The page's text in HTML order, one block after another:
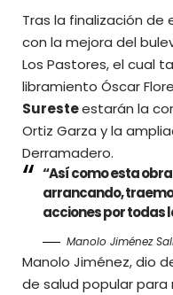
Tras la finalización
con la mejora del
Los Pastores, el cual
libramiento Óscar
Suresteestarán la
Ortiz Garza y la
Derramadero.
“Así como esta
arrancando,
acciones por todas
Manolo Jiménez
Manolo Jiménez, dio
de salud popular para